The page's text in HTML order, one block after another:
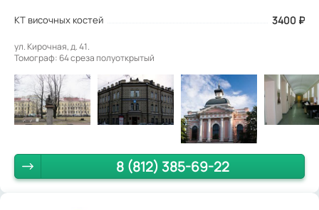
КТ височных костей 3400 ₽
ул. Кирочная, д. 41.
Томограф: 64 среза полуоткрытый
8 (812) 385-69-22